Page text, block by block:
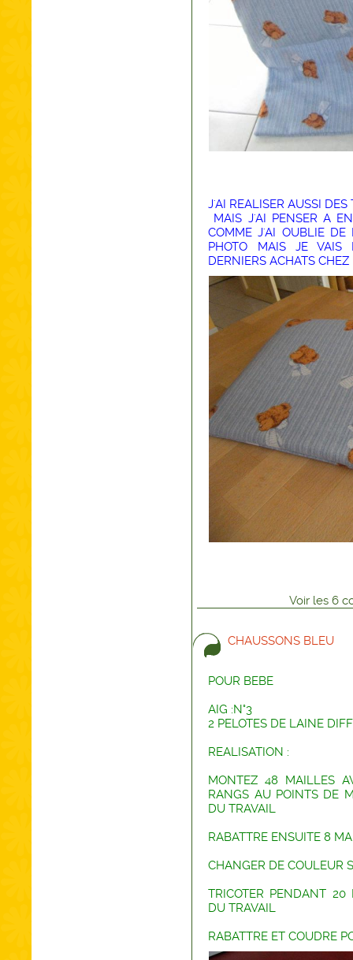
J'AI REALISER AUSSI DES
MAIS J'AI PENSER A
COMME J'AI OUBLIE DE
PHOTO MAIS JE VAIS
DERNIERS ACHATS
Voir les 6
CHAUSSONS BLEU
POUR BEBE
AIG :N°3
2 PELOTES DE LAINE
REALISATION :
MONTEZ 48 MAILLES
RANGS AU POINTS DE
DU TRAVAIL
RABATTRE ENSUITE 8
CHANGER DE COULEUR
TRICOTER PENDANT 20
DU TRAVAIL
RABATTRE ET COUDRE